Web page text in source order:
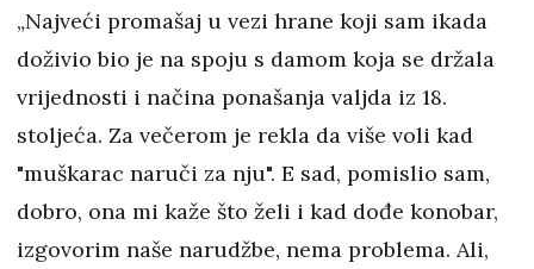
„Najveći promašaj u vezi hrane koji sam ikada
doživio bio je na spoju s damom koja se držala
vrijednosti i načina ponašanja valjda iz 18.
stoljeća. Za večerom je rekla da više voli kad
"muškarac naruči za nju". E sad, pomislio sam,
dobro, ona mi kaže što želi i kad dođe konobar,
izgovorim naše narudžbe, nema problema. Ali,